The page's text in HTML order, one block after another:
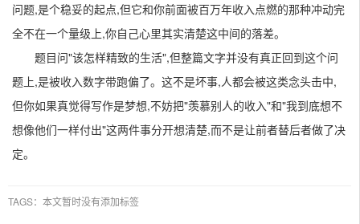
问题,是个稳妥的起点,但它和你前面被百万年收入点燃的那种冲动完
全不在一个量级上,你自己心里其实清楚这中间的落差。
题目问"该怎样精致的生活",但整篇文字并没有真正回到这个问
题上,是被收入数字带跑偏了。这不是坏事,人都会被这类念头击中,
但你如果真觉得写作是梦想,不妨把"羡慕别人的收入"和"我到底想不
想像他们一样付出"这两件事分开想清楚,而不是让前者替后者做了决
定。
TAGS：本文暂时没有添加标签